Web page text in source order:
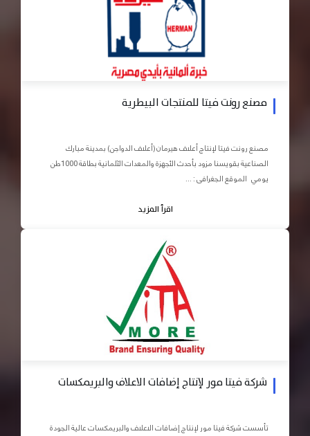
مصنع رونت فيتا للمنتجات البيطرية
مصنع رونت فيتا لإنتاج أعلاف هيرمان (أعلاف الدواجن) بمدينة مبارك
الصناعية بقويسنا مزود بأحدث الأجهزة والمعدات الآلمانية بطاقة 1000طن
يومي الموقع الجغرافى : ...
اقرأ المزيد
شركة فيتا مور لإنتاج إضافات الاعلاف والبريمكسات
تأسست شركة فيتا مور لإنتاج إضافات الاعلاف والبريمكسات عالية الجودة